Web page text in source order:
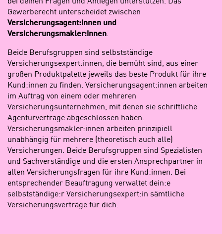
bei deinen Fragen und Anliegen unterstützen. Das
Gewerberecht unterscheidet zwischen
Versicherungsagent:innen und
Versicherungsmakler:innen.
Beide Berufsgruppen sind selbstständige
Versicherungsexpert:innen, die bemüht sind, aus einer
großen Produktpalette jeweils das beste Produkt für ihre
Kund:innen zu finden. Versicherungsagent:innen arbeiten
im Auftrag von einem oder mehreren
Versicherungsunternehmen, mit denen sie schriftliche
Agenturverträge abgeschlossen haben.
Versicherungsmakler:innen arbeiten prinzipiell
unabhängig für mehrere (theoretisch auch alle)
Versicherungen. Beide Berufsgruppen sind Spezialisten
und Sachverständige und die ersten Ansprechpartner in
allen Versicherungsfragen für ihre Kund:innen. Bei
entsprechender Beauftragung verwaltet dein:e
selbstständige:r Versicherungsexpert:in sämtliche
Versicherungsverträge für dich.